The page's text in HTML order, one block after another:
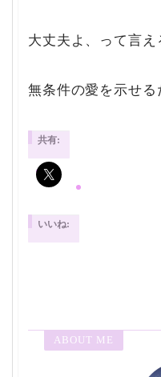
大丈夫よ、って言え
無条件の愛を示せる
共有:
いいね:
ABOUT ME